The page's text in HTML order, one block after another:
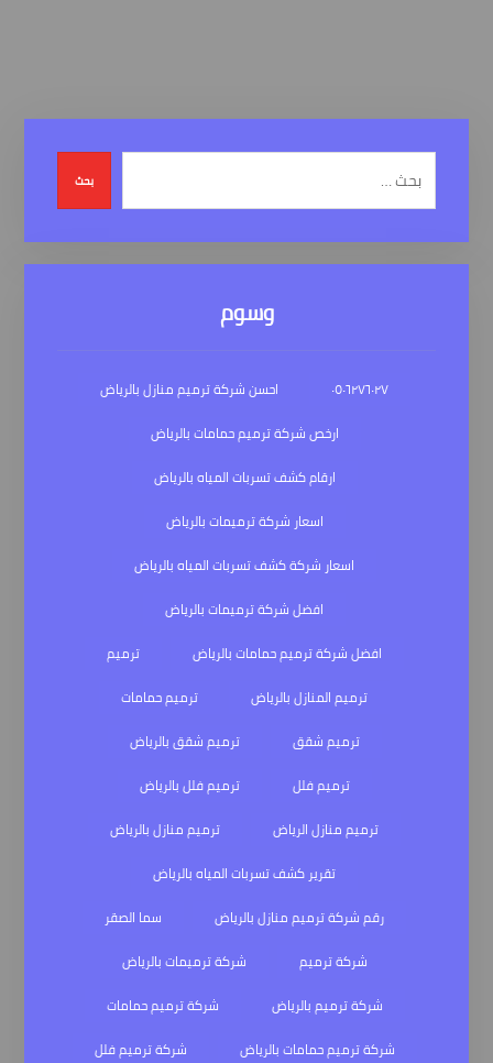
بحث
وسوم
٠٥٠٦٢٧٦٠٢٧
احسن شركة ترميم منازل بالرياض
ارخص شركة ترميم حمامات بالرياض
ارقام كشف تسربات المياه بالرياض
اسعار شركة ترميمات بالرياض
اسعار شركة كشف تسربات المياه بالرياض
افضل شركة ترميمات بالرياض
افضل شركة ترميم حمامات بالرياض
ترميم
ترميم المنازل بالرياض
ترميم حمامات
ترميم شقق
ترميم شقق بالرياض
ترميم فلل
ترميم فلل بالرياض
ترميم منازل الرياض
ترميم منازل بالرياض
تقرير كشف تسربات المياه بالرياض
رقم شركة ترميم منازل بالرياض
سما الصقر
شركة ترميم
شركة ترميمات بالرياض
شركة ترميم بالرياض
شركة ترميم حمامات
شركة ترميم حمامات بالرياض
شركة ترميم فلل